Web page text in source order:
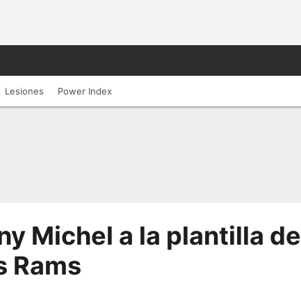
Lesiones Power Index
Michel a la plantilla de
Rams